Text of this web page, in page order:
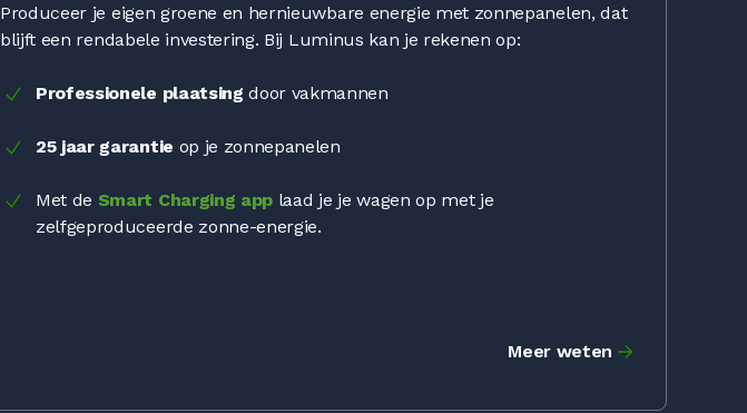
Produceer je eigen groene en hernieuwbare energie met zonnepanelen, dat
blijft een rendabele investering. Bij Luminus kan je rekenen op:
Professionele plaatsingdoor vakmannen
25 jaar garantie op je zonnepanelen
Met de Smart Charging app laad je je wagen op met je
zelfgeproduceerde zonne-energie.
Meer weten